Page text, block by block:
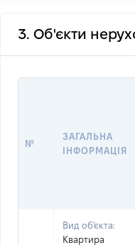
3. Об'єкти
№
ЗАГАЛЬНА
ІНФОРМАЦІЯ
Вид об'єкта:
Квартира